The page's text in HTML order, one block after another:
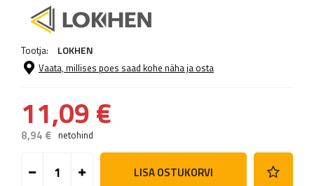
Tootja: LOKHEN
Vaata, millises poes saad kohe näha ja osta
11,09 €
8,94 € netohind
LISA OSTUKORVI